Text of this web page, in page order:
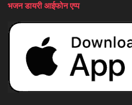
भजन डायरी आईफोन एप्प